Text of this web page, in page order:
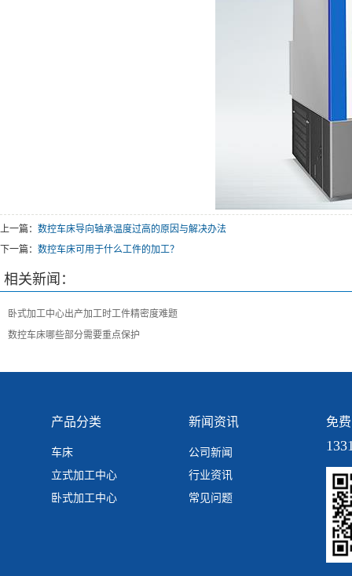
上一篇： 数控车床导向轴承温度过高的原因与解决办法
下一篇： 数控车床可用于什么工件的加工？
相关新闻：
卧式加工中心出产加工时工件精密度难题
数控车床哪些部分需要重点保护
产品分类
车床
立式加工中心
卧式加工中心
新闻资讯
公司新闻
行业资讯
常见问题
免